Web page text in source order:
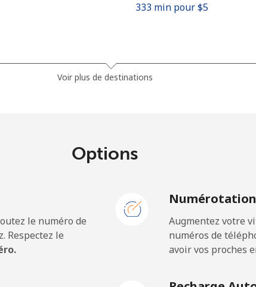
333 min pour ⁦$5⁩
26 min pour ⁦$5⁩
14 min pour ⁦$5⁩
Voir plus de destinations
Options
le numéro de
Respectez le
Augmentez votre
numéros de
avoir vos proches